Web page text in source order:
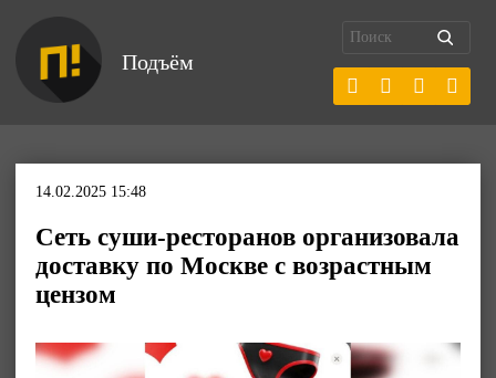
Подъём
14.02.2025 15:48
Сеть суши-ресторанов организовала
доставку по Москве с возрастным
цензом